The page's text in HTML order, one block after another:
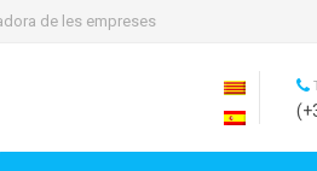
de les empreses